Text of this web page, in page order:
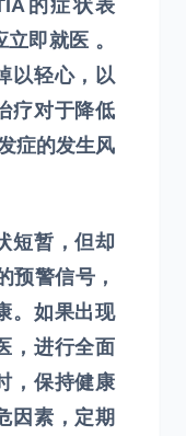
的症状表
即就医 。
以轻心，以
疗对于降低
症的发生风
短暂，但却
预警信号，
。如果出现
，进行全面
，保持健康
因素，定期